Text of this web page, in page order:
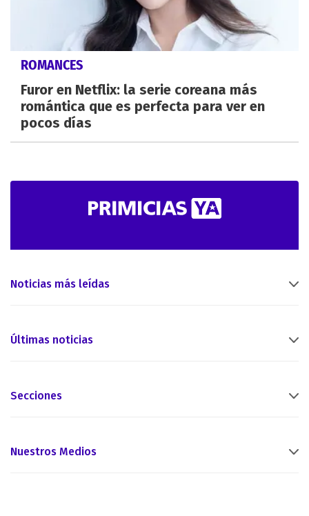
ROMANCES
Furor en Netflix: la serie coreana más
romántica que es perfecta para ver en
pocos días
Noticias más leídas
Últimas noticias
Secciones
Nuestros Medios